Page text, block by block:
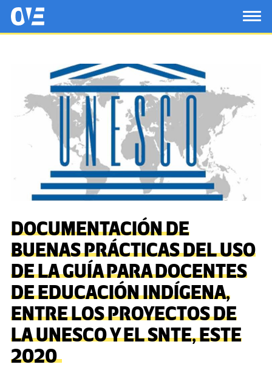
Saltar al contenido principal
OtrasVocesenEducacion.org
DOCUMENTACIÓN DE
BUENAS PRÁCTICAS DEL USO
DE LA GUÍA PARA DOCENTES
DE EDUCACIÓN INDÍGENA,
ENTRE LOS PROYECTOS DE
LA UNESCO Y EL SNTE, ESTE
2020